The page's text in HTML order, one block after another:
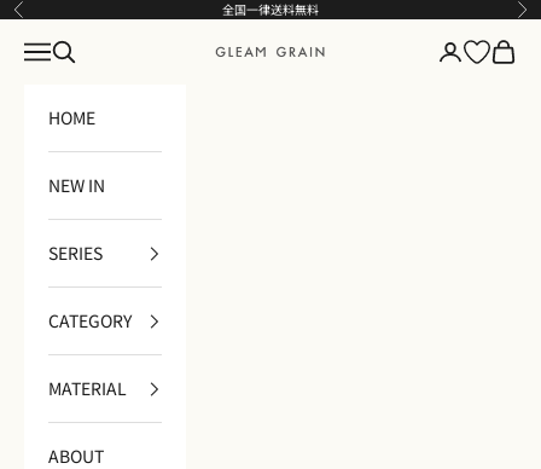
コンテンツへスキップ
前へ 全国一律送料無料 次
GLEAM GRAIN
メニュー
検索 ログインカート
HOME
NEW IN
SERIES
CATEGORY
MATERIAL
ABOUT